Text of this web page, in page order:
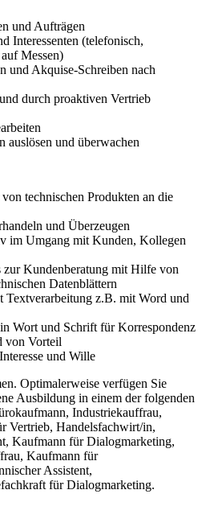
und Aufträgen
Interessenten (telefonisch,
Messen)
und Akquise-Schreiben nach
durch proaktiven Vertrieb
auslösen und überwachen
technischen Produkten an die
und Überzeugen
im Umgang mit Kunden, Kollegen
zur Kundenberatung mit Hilfe von
Datenblättern
Textverarbeitung z.B. mit Word und
Wort und Schrift für Korrespondenz
von Vorteil
und Wille
Optimalerweise verfügen Sie
Ausbildung in einem der folgenden
Industriekauffrau,
Vertrieb, Handelsfachwirt/in,
Kaufmann für Dialogmarketing,
Kaufmann für
Assistent,
für Dialogmarketing.